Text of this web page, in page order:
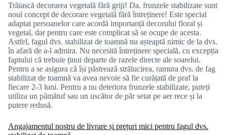
Trăiască decorarea vegetală fără griji! Da, frunzele stabilizate sunt
noul concept de decorare vegetală fără întreținere! Este special
adaptat persoanelor care acordă importanță decorului floral și
vegetal, dar pentru care este complicat să se ocupe de acesta.
Astfel, fagul dvs. stabilizat de toamnă nu așteaptă nimic de la dvs.
în afară de a-l admira. Nu necesită întreținere specială, cu excepția
faptului că trebuie ținut departe de razele directe ale soarelui.
Pentru a se asigura că își păstrează strălucirea, ramura dvs. de fag
stabilizat de toamnă va avea nevoie să fie curățată de praf la
fiecare 2-3 luni. Pentru a nu deteriora frunzele stabilizate, puteți
utiliza un pămătuf sau un uscător de păr setat pe aer rece și la
putere redusă.
Angajamentul nostru de livrare și prețuri mici pentru fagul dvs.